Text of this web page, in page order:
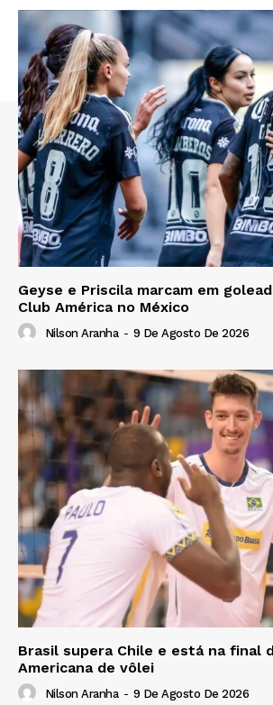
Geyse e Priscila marcam em
Club América no México
Nilson Aranha - 9 De Agosto De 2026
Brasil supera Chile e está na final
Americana de vôlei
Nilson Aranha - 9 De Agosto De 2026